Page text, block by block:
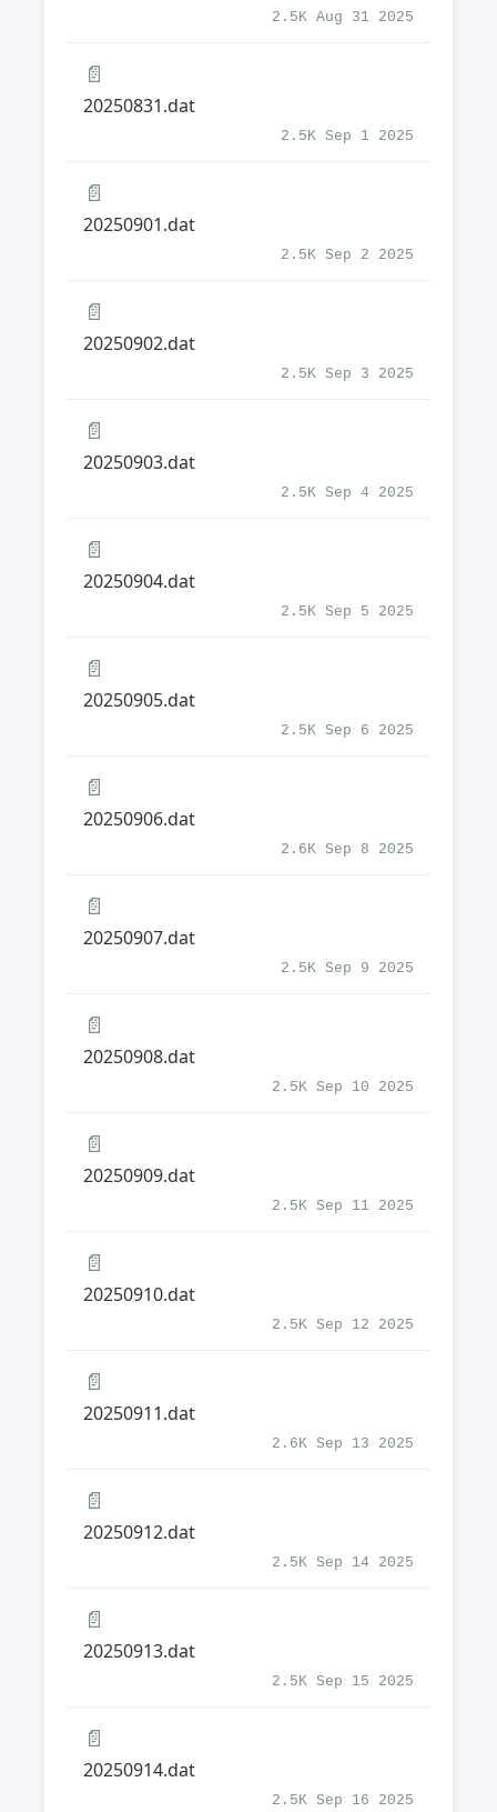
2.5K Aug 31 2025
📄
20250831.dat
2.5K Sep 1 2025
📄
20250901.dat
2.5K Sep 2 2025
📄
20250902.dat
2.5K Sep 3 2025
📄
20250903.dat
2.5K Sep 4 2025
📄
20250904.dat
2.5K Sep 5 2025
📄
20250905.dat
2.5K Sep 6 2025
📄
20250906.dat
2.6K Sep 8 2025
📄
20250907.dat
2.5K Sep 9 2025
📄
20250908.dat
2.5K Sep 10 2025
📄
20250909.dat
2.5K Sep 11 2025
📄
20250910.dat
2.5K Sep 12 2025
📄
20250911.dat
2.6K Sep 13 2025
📄
20250912.dat
2.5K Sep 14 2025
📄
20250913.dat
2.5K Sep 15 2025
📄
20250914.dat
2.5K Sep 16 2025